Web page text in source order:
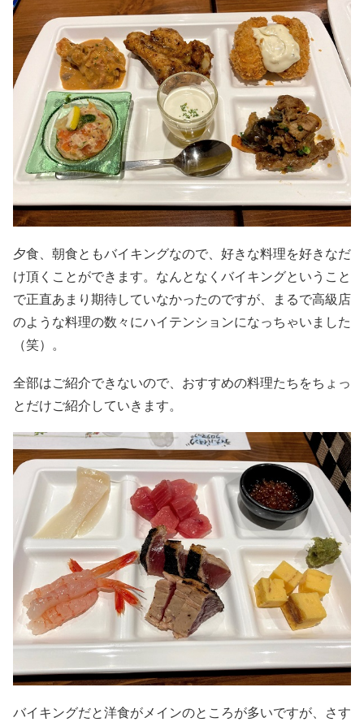
夕食、朝食ともバイキングなので、好きな料理を好きなだ
け頂くことができます。なんとなくバイキングということ
で正直あまり期待していなかったのですが、まるで高級店
のような料理の数々にハイテンションになっちゃいました
（笑）。
全部はご紹介できないので、おすすめの料理たちをちょっ
とだけご紹介していきます。
バイキングだと洋食がメインのところが多いですが、さす